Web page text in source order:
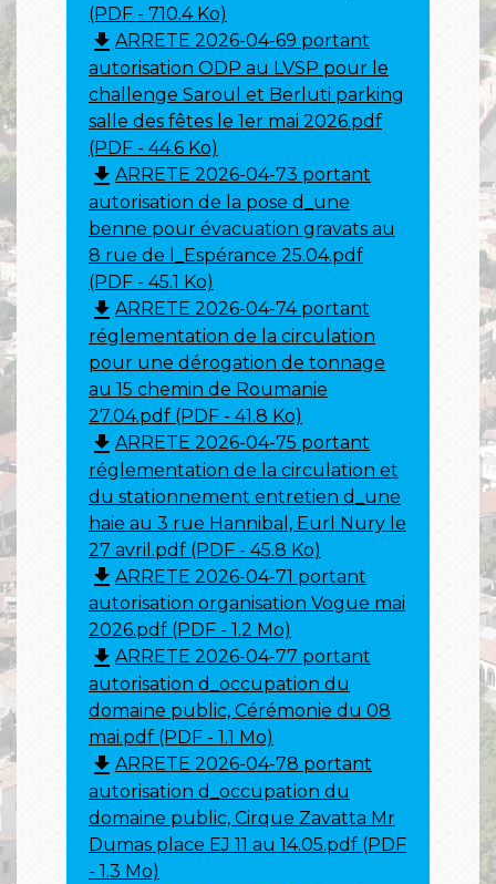
(PDF - 710.4 Ko)
file_download ARRETE 2026-04-69 portant
autorisation ODP au LVSP pour le
challenge Saroul et Berluti parking
salle des fêtes le 1er mai 2026.pdf
(PDF - 44.6 Ko)
file_download ARRETE 2026-04-73 portant
autorisation de la pose d_une
benne pour évacuation gravats au
8 rue de l_Espérance 25.04.pdf
(PDF - 45.1 Ko)
file_download ARRETE 2026-04-74 portant
réglementation de la circulation
pour une dérogation de tonnage
au 15 chemin de Roumanie
27.04.pdf (PDF - 41.8 Ko)
file_download ARRETE 2026-04-75 portant
réglementation de la circulation et
du stationnement entretien d_une
haie au 3 rue Hannibal, Eurl Nury le
27 avril.pdf (PDF - 45.8 Ko)
file_download ARRETE 2026-04-71 portant
autorisation organisation Vogue mai
2026.pdf (PDF - 1.2 Mo)
file_download ARRETE 2026-04-77 portant
autorisation d_occupation du
domaine public, Cérémonie du 08
mai.pdf (PDF - 1.1 Mo)
file_download ARRETE 2026-04-78 portant
autorisation d_occupation du
domaine public, Cirque Zavatta Mr
Dumas place EJ 11 au 14.05.pdf (PDF
- 1.3 Mo)